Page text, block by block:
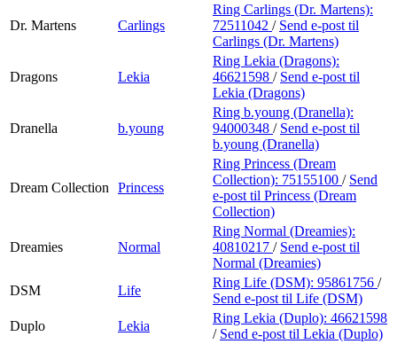
Dr. Martens Carlings
Ring Carlings (Dr. Martens):
72511042 / Send e-post til
Carlings (Dr. Martens)
Dragons Lekia
Ring Lekia (Dragons):
46621598 / Send e-post til
Lekia (Dragons)
Dranella b.young
Ring b.young (Dranella):
94000348 / Send e-post til
b.young (Dranella)
Dream Collection Princess
Ring Princess (Dream
Collection): 75155100 / Send
e-post til Princess (Dream
Collection)
Dreamies Normal
Ring Normal (Dreamies):
40810217 / Send e-post til
Normal (Dreamies)
DSM
Life
Ring Life (DSM): 95861756 /
Send e-post til Life (DSM)
Duplo
Lekia
Ring Lekia (Duplo): 46621598
/ Send e-post til Lekia (Duplo)